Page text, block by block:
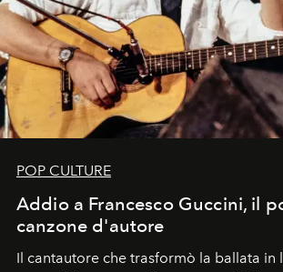
POP CULTURE
Addio a Francesco Guccini, il
canzone d'autore
Il cantautore che trasformò la ballata in